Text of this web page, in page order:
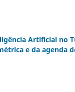
Artificial no
e da agenda